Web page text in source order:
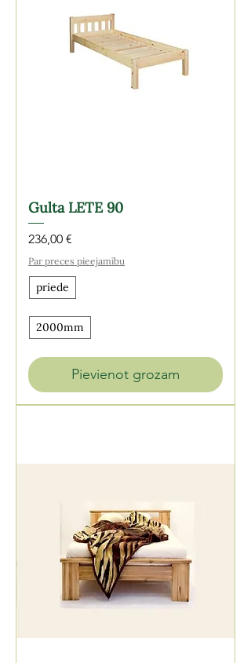
Gulta LETE 90
Cena
236,00 €
Par preces pieejamību
priede
2000mm
Pievienot grozam